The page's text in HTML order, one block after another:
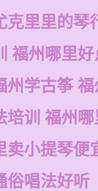
克里里的琴
福州哪里
州学古筝
培训 福州
卖小提琴便
俗唱法好听